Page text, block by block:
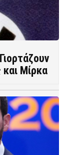
Μίρκα